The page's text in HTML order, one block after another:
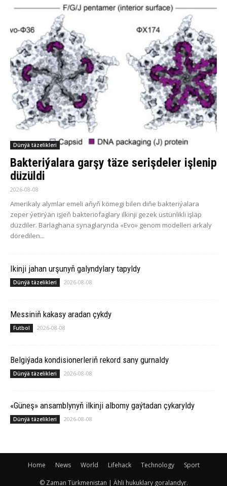
Dünýä täzelikleri
Bakteriýalara garşy täze serişdeler işlenip
düzüldi
2026-08-08
Amerikaly alymlar emeli aňyň kömegi bilen diňe bakteriýalara
zeper ýetirýän işjeň bakteriofaglary ilkinji gezek üstünlikli işläp
düzdiler. Barlaghana synaglarynda «Evo» genom modelleri arkaly
döredilen...
Ikinji jahan urşunyň galyndylary tapyldy
Dünýä täzelikleri 2026-08-08
Messiniň kakasy aradan çykdy
Futbol 2026-08-08
Belgiýada kondisionerleriň rekord sany gurnaldy
Dünýä täzelikleri 2026-08-08
«Güneş» ansamblynyň ilkinji albomy gaýtadan çykaryldy
Dünýä täzelikleri 2026-08-08
Home News World Lifehack Technology Sport
© Zaman Türkmenistan | Ähli hukuklary goralandyr.